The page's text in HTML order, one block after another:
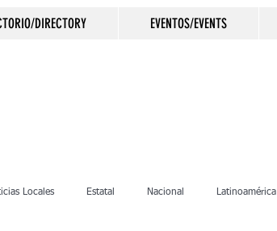
DIRECTORY EVENTOS/EVENTS
Locales Estatal Nacional Latinoamérica